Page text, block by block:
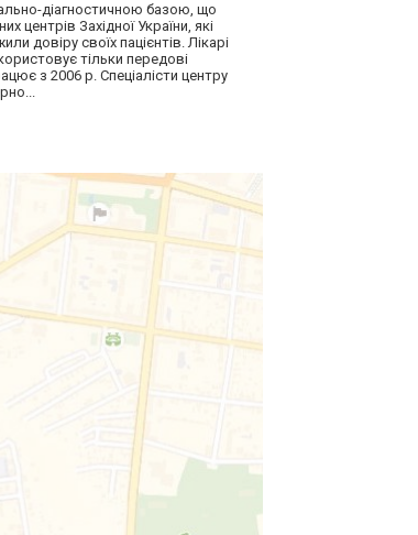
діагностичною базою, що
центрів Західної України, які
довіру своїх пацієнтів. Лікарі
тільки передові
з 2006 р. Спеціалісти центру